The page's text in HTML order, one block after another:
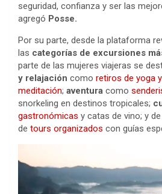
seguridad, confianza y ser las
agregó Posse.
Por su parte, desde la plataforma
las categorías de excursiones
parte de las mujeres viajeras se
y relajación como retiros de yoga y
meditación; aventura como
snorkeling en destinos tropicales;
gastronómicas y catas de vino; y de
de tours organizados con guías